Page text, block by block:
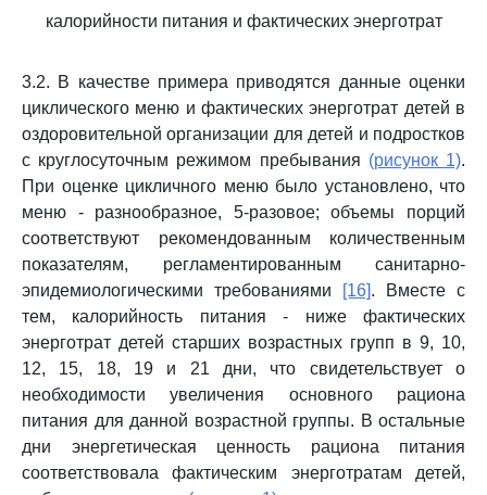
калорийности питания и фактических энерготрат
3.2. В качестве примера приводятся данные оценки
циклического меню и фактических энерготрат детей в
оздоровительной организации для детей и подростков
с круглосуточным режимом пребывания (рисунок 1).
При оценке цикличного меню было установлено, что
меню - разнообразное, 5-разовое; объемы порций
соответствуют рекомендованным количественным
показателям, регламентированным санитарно-
эпидемиологическими требованиями
[16]. Вместе с
тем, калорийность питания - ниже фактических
энерготрат детей старших возрастных групп в 9, 10,
12, 15, 18, 19 и 21 дни, что свидетельствует о
необходимости увеличения основного рациона
питания для данной возрастной группы. В остальные
дни энергетическая ценность рациона питания
соответствовала фактическим энерготратам детей,